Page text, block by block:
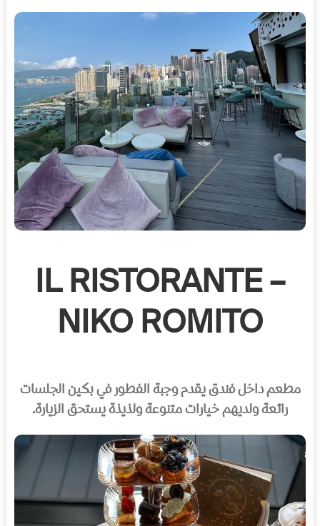
IL RISTORANTE –
NIKO ROMITO
مطعم داخل فندق يقدم وجبة الفطور في بكين الجلسات
رائعة ولديهم خيارات متنوعة ولذيذة يستحق الزيارة.